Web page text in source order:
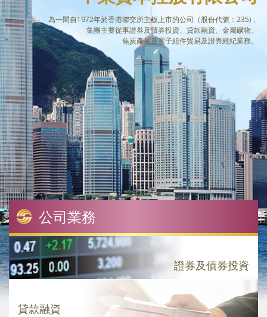
為一間自1972年於香港聯交所主板上市的公司（股份代號：235)，
集團主要從事證券及債券投資、貸款融資、金屬礦物、
焦炭產品及電子組件貿易及證券經紀業務。
公司業務
證券及債券投資
貸款融資